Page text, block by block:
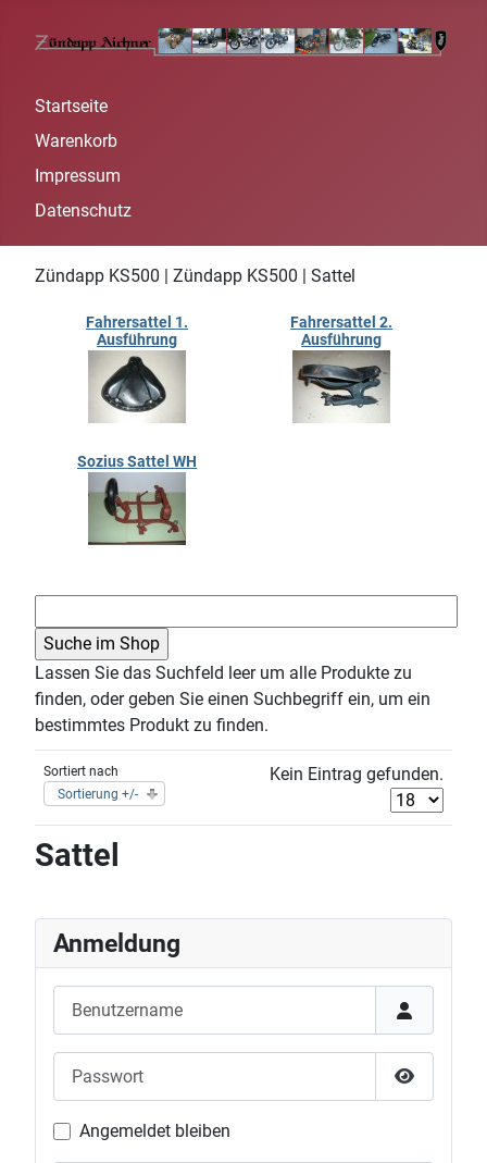
Startseite
Warenkorb
Impressum
Datenschutz
Zündapp KS500 | Zündapp KS500 | Sattel
Fahrersattel 1.
Ausführung
Fahrersattel 2.
Ausführung
Sozius Sattel WH
Lassen Sie das Suchfeld leer um alle Produkte zu
finden, oder geben Sie einen Suchbegriff ein, um ein
bestimmtes Produkt zu finden.
Sortiert nach
Sortierung +/-
Kein Eintrag gefunden.
Sattel
Anmeldung
Passwort
Angemeldet bleiben